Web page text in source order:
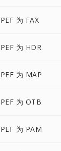
PEF 为 FAX
PEF 为 HDR
PEF 为 MAP
PEF 为 OTB
PEF 为 PAM